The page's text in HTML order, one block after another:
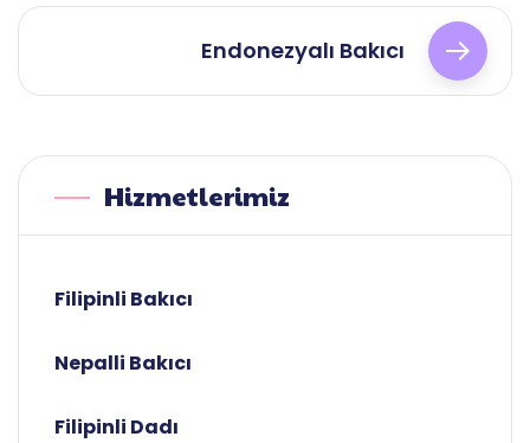
Endonezyalı Bakıcı
Hizmetlerimiz
Filipinli Bakıcı
Nepalli Bakıcı
Filipinli Dadı